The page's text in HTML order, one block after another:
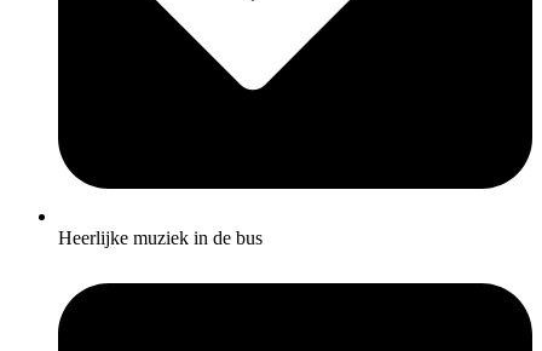
Heerlijke muziek in de bus